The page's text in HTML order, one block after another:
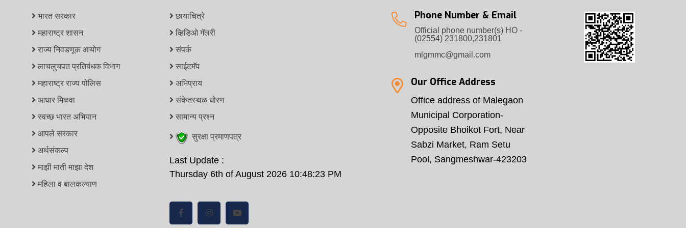
भारत सरकार
महाराष्ट्र शासन
राज्य निवडणूक आयोग
लाचलुचपत प्रतिबंधक विभाग
महाराष्ट्र राज्य पोलिस
आधार मिळवा
स्वच्छ भारत अभियान
आपले सरकार
अर्थसंकल्प
माझी माती माझा देश
महिला व बालकल्याण
छायाचित्रे
व्हिडिओ गॅलरी
संपर्क
साईटमॅप
अभिप्राय
संकेतस्थळ धोरण
सामान्य प्रश्न
सुरक्षा प्रमाणपत्र
Last Update :
Thursday 6th of August 2026 10:48:23 PM
Phone Number & Email
Official phone number(s) HO -
(02554) 231800,231801
mlgmmc@gmail.com
Our Office Address
Office address of Malegaon
Municipal Corporation-
Opposite Bhoikot Fort, Near
Sabzi Market, Ram Setu
Pool, Sangmeshwar-423203